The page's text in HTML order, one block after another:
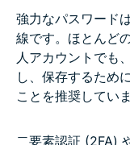
強力なパスワード
線です。ほとんど
人アカウントでも
し、保存するため
ことを推奨していま
二要素認証 (2FA)